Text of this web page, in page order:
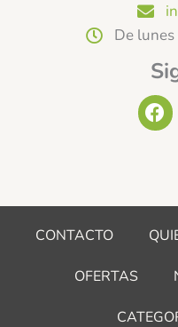
De
F
a
o
k
CONTACTO
OFERTAS